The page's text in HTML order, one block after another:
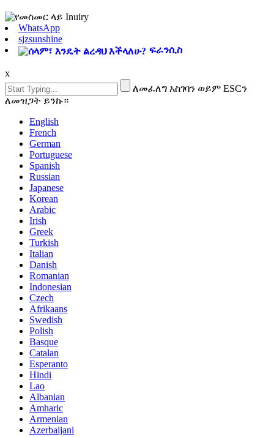
WhatsApp
sjzsunshine
ፍራንሲስ
x
ለመፈለግ አስገባን ወይም ESCን
ለመዝጋት ይንኩ።
English
French
German
Portuguese
Spanish
Russian
Japanese
Korean
Arabic
Irish
Greek
Turkish
Italian
Danish
Romanian
Indonesian
Czech
Afrikaans
Swedish
Polish
Basque
Catalan
Esperanto
Hindi
Lao
Albanian
Amharic
Armenian
Azerbaijani